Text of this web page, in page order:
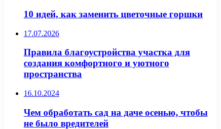
10 идей, как заменить цветочные горшки
17.07.2026
Правила благоустройства участка для
создания комфортного и уютного
пространства
16.10.2024
Чем обработать сад на даче осенью, чтобы
не было вредителей